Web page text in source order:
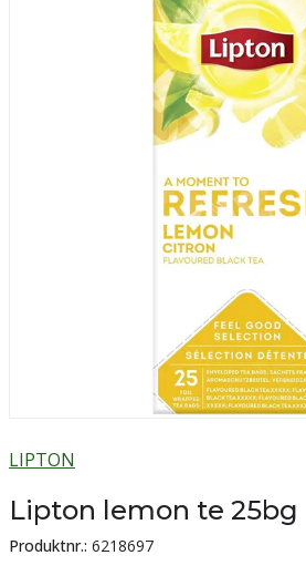
LIPTON
Lipton lemon te 25bg
Produktnr.: 6218697